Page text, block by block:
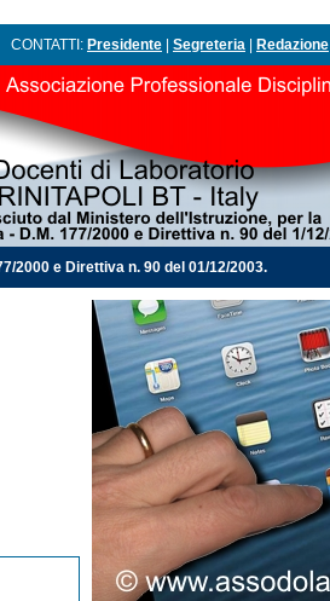
CONTATTI: Presidente Segreteria Redazione
2000 e Direttiva n. 90 del 01/12/2003.